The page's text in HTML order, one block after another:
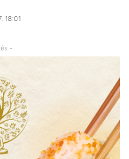
18:01
-